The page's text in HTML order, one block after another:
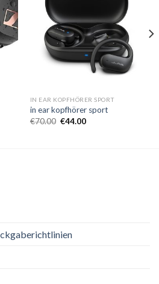
IN EAR KOPFHÖRER SPORT
in ear kopfhörer sport
€70.00 €44.00